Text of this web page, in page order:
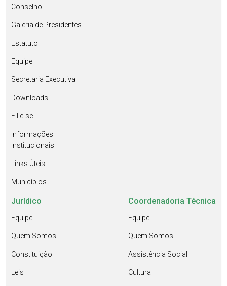
Conselho
Galeria de Presidentes
Estatuto
Equipe
Secretaria Executiva
Downloads
Filie-se
Informações
Institucionais
Links Úteis
Municípios
Jurídico
Equipe
Quem Somos
Constituição
Leis
Coordenadoria Técnica
Equipe
Quem Somos
Assistência Social
Cultura